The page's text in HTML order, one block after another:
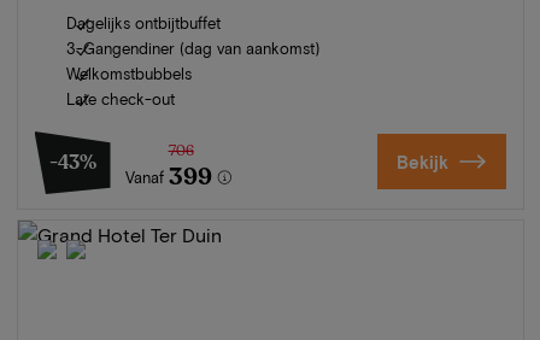
Dagelijks ontbijtbuffet
3-Gangendiner (dag van aankomst)
Welkomstbubbels
Late check-out
-43%
Vanaf
706
399 Bekijk